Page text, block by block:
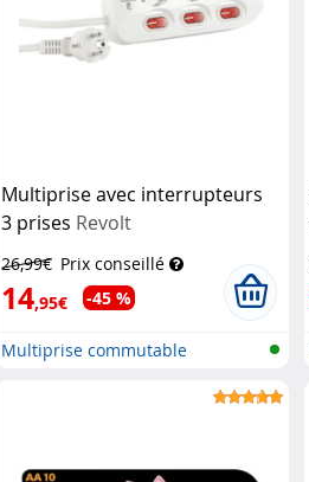
Multiprise avec interrupteurs
3 prises Revolt
26,99€ Prix conseillé
14,95€ -45 %
Multiprise commutable